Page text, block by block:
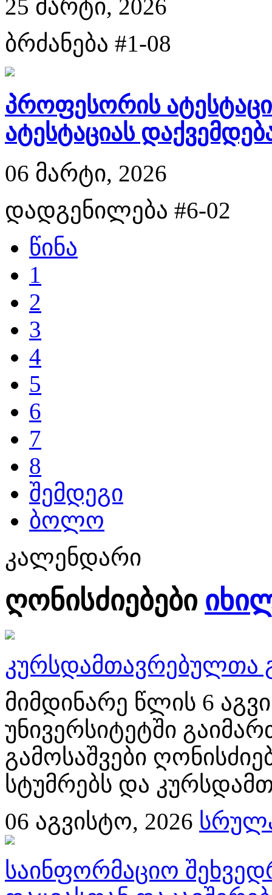
25 მარტი, 2026
ბრძანება #1-08
პროფესორის
ატესტაციას
06 მარტი, 2026
დადგენილება #6-02
წინა
1
2
3
4
5
6
7
8
შემდეგი
ბოლო
კალენდარი
ღონისძიებები
კურსდამთავრებულთა
მიმდინარე წლის 6
უნივერსიტეტში
გამოსაშვები
სტუმრებს და
06 აგვისტო, 2026
საინფორმაციო